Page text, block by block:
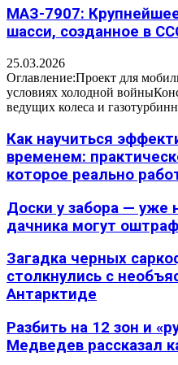
МАЗ-7907:
шасси, созданное в
25.03.2026
Оглавление:Проект для
условиях холодной
ведущих колеса и
Как научиться
временем:
которое реально
Доски у забора — уже
дачника могут
Загадка черных
столкнулись с
Антарктиде
Разбить на 12 зон и
Медведев рассказал